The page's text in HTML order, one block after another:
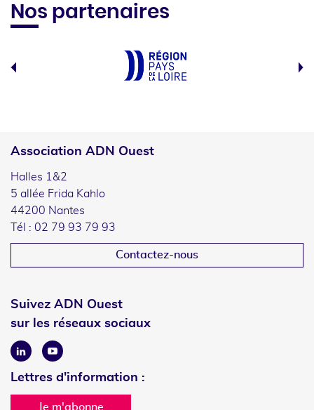
Nos partenaires
Association ADN Ouest
Halles 1&2
5 allée Frida Kahlo
44200 Nantes
Tél : 02 79 93 79 93
Contactez-nous
Suivez ADN Ouest
sur les réseaux sociaux
LinkedinYoutube
Lettres d'information :
Je m'abonne